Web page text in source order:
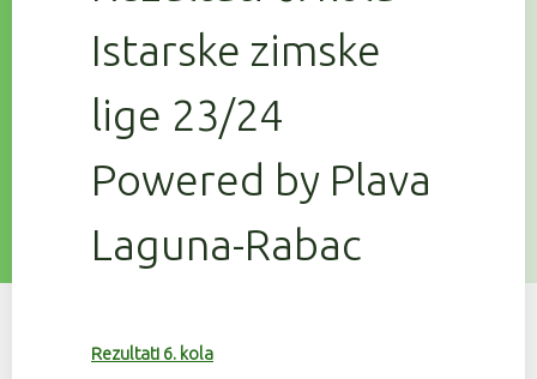
Istarske zimske
lige 23/24
Powered by Plava
Laguna-Rabac
Rezultati 6. kola